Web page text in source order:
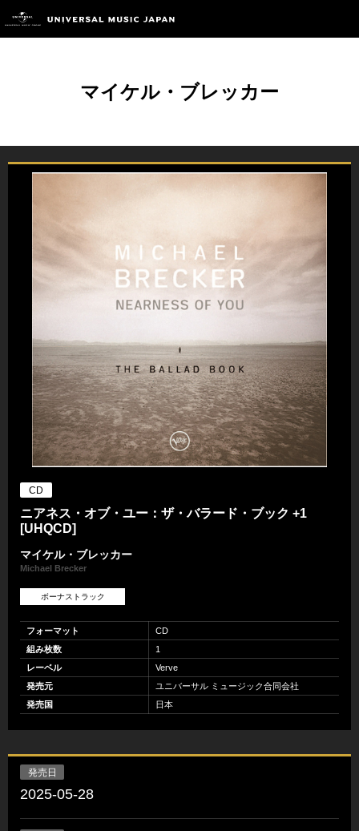
マイケル・ブレッカー
CD
ニアネス・オブ・ユー：ザ・バラード・ブック +1
[UHQCD]
マイケル・ブレッカー
Michael Brecker
ボーナストラック
フォーマット
CD
組み枚数
1
レーベル
Verve
発売元
ユニバーサル ミュージック合同会社
発売国
日本
発売日
2025-05-28